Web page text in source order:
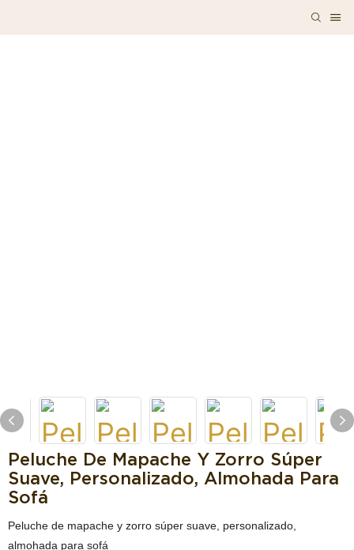
Peluche De Mapache Y Zorro Súper
Suave, Personalizado, Almohada Para
Sofá
Peluche de mapache y zorro súper suave, personalizado,
almohada para sofá